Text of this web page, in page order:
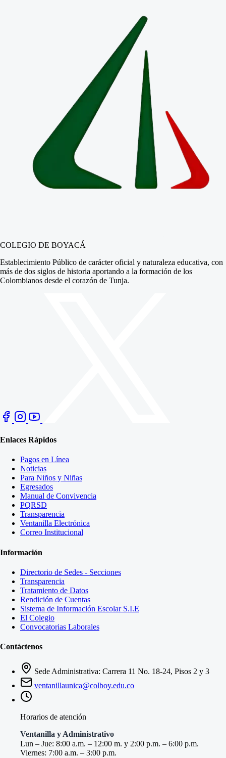
COLEGIO DE BOYACÁ
Establecimiento Público de carácter oficial y naturaleza educativa, con
más de dos siglos de historia aportando a la formación de los
Colombianos desde el corazón de Tunja.
Enlaces Rápidos
Pagos en Línea
Noticias
Para Niños y Niñas
Egresados
Manual de Convivencia
PQRSD
Transparencia
Ventanilla Electrónica
Correo Institucional
Información
Directorio de Sedes - Secciones
Transparencia
Tratamiento de Datos
Rendición de Cuentas
Sistema de Información Escolar S.I.E
El Colegio
Convocatorias Laborales
Contáctenos
Sede Administrativa: Carrera 11 No. 18-24, Pisos 2 y 3
ventanillaunica@colboy.edu.co
Horarios de atención
Ventanilla y Administrativo
Lun – Jue: 8:00 a.m. – 12:00 m. y 2:00 p.m. – 6:00 p.m.
Viernes: 7:00 a.m. – 3:00 p.m.